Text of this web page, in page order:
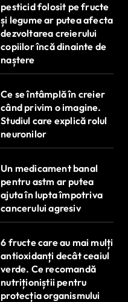
pesticid folosit pe fructe
și legume ar putea afecta
dezvoltarea creierului
copiilor încă dinainte de
naștere
Ce se întâmplă în creier
când privim o imagine.
Studiul care explică rolul
neuronilor
Un medicament banal
pentru astm ar putea
ajuta în lupta împotriva
cancerului agresiv
6 fructe care au mai mulți
antioxidanți decât ceaiul
verde. Ce recomandă
nutriționiștii pentru
protecția organismului